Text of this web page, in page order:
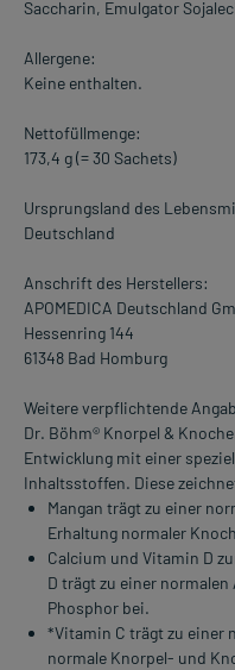
Saccharin, Emulgator
Allergene:
Keine enthalten.
Nettofüllmenge:
173,4 g (= 30 Sachets)
Ursprungsland des
Deutschland
Anschrift des Herstellers:
APOMEDICA Deutschland
Hessenring 144
61348 Bad Homburg
Weitere verpflichtende
Dr. Böhm® Knorpel &
Entwicklung mit einer
Inhaltsstoffen. Diese
Mangan trägt zu einer
Erhaltung normaler
Calcium und Vitamin D
D trägt zu einer
Phosphor bei.
*Vitamin C trägt zu einer
normale Knorpel- und